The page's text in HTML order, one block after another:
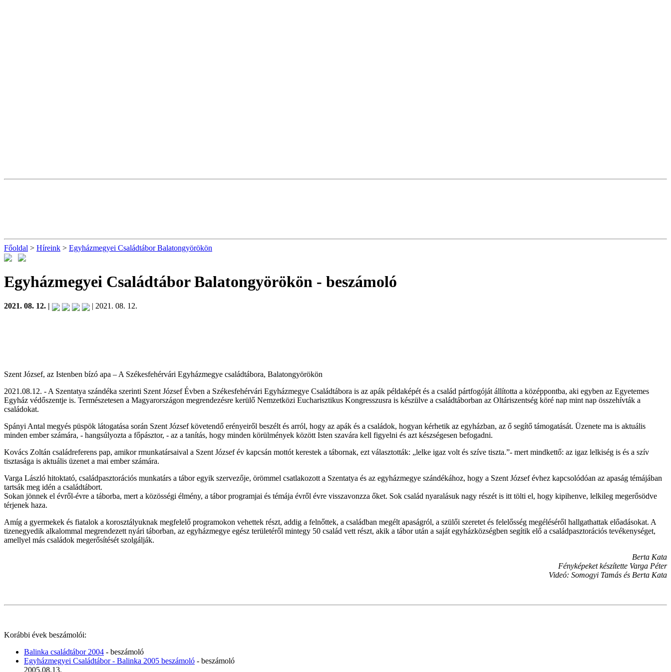
Főoldal > Híreink > Egyházmegyei Családtábor Balatongyörökön
Egyházmegyei Családtábor Balatongyörökön - beszámoló
2021. 08. 12. | | 2021. 08. 12.
Szent József, az Istenben bízó apa – A Székesfehérvári Egyházmegye családtábora, Balatongyörökön
2021.08.12. - A Szentatya szándéka szerinti Szent József Évben a Székesfehérvári Egyházmegye Családtábora is az apák példaképét és a család pártfogóját állította a középpontba, aki egyben az Egyetemes
Egyház védőszentje is. Természetesen a Magyarországon megrendezésre kerülő Nemzetközi Eucharisztikus Kongresszusra is készülve a családtáborban az Oltáriszentség köré nap mint nap összehívták a
családokat.
Spányi Antal megyés püspök látogatása során Szent József követendő erényeiről beszélt és arról, hogy az apák és a családok, hogyan kérhetik az egyházban, az ő segítő támogatását. Üzenete ma is aktuális
minden ember számára, - hangsúlyozta a főpásztor, - az a tanítás, hogy minden körülmények között Isten szavára kell figyelni és azt készségesen befogadni.
Kovács Zoltán családreferens pap, amikor rmunkatársaival a Szent József év kapcsán mottót kerestek a tábornak, ezt választották: „lelke igaz volt és szíve tiszta.”- mert mindkettő: az igaz lelkiség is és a szív
tisztasága is aktuális üzenet a mai ember számára.
Varga László hitoktató, családpasztorációs munkatárs a tábor egyik szervezője, örömmel csatlakozott a Szentatya és az egyházmegye szándékához, hogy a Szent József évhez kapcsolódóan az apaság témájában
tartsák meg idén a családtábort.
Sokan jönnek el évről-évre a táborba, mert a közösségi élmény, a tábor programjai és témája évről évre visszavonzza őket. Sok család nyaralásuk nagy részét is itt tölti el, hogy kipihenve, lelkileg megerősödve
térjenek haza.
Amíg a gyermekek és fiatalok a korosztályuknak megfelelő programokon vehettek részt, addig a felnőttek, a családban megélt apaságról, a szülői szeretet és felelősség megéléséről hallgathattak előadásokat. A
tizenegyedik alkalommal megrendezett nyári táborban, az egyházmegye egész területéről mintegy 50 család vett részt, akik a tábor után a saját egyházközségben segítik elő a családpasztorációs tevékenységet,
amellyel más családok megerősítését szolgálják.
Berta Kata
Fényképeket készítette Varga Péter
Videó: Somogyi Tamás és Berta Kata
Korábbi évek beszámolói:
Balinka családtábor 2004 - beszámoló
Egyházmegyei Családtábor - Balinka 2005 beszámoló - beszámoló
2005.08.13.